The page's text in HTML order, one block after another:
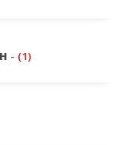
- (1)